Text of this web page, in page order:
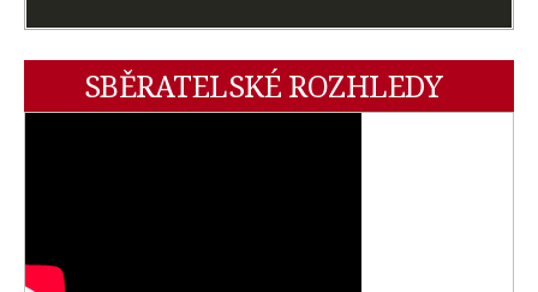
SBĚRATELSKÉ ROZHLEDY